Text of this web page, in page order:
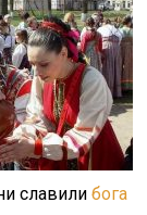
славилибога